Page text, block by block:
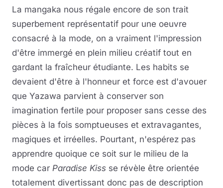
La mangaka nous régale encore de son trait
superbement représentatif pour une oeuvre
consacré à la mode, on a vraiment l'impression
d'être immergé en plein milieu créatif tout en
gardant la fraîcheur étudiante. Les habits se
devaient d'être à l'honneur et force est d'avouer
que Yazawa parvient à conserver son
imagination fertile pour proposer sans cesse des
pièces à la fois somptueuses et extravagantes,
magiques et irréelles. Pourtant, n'espérez pas
apprendre quoique ce soit sur le milieu de la
mode car Paradise Kiss se révèle être orientée
totalement divertissant donc pas de description